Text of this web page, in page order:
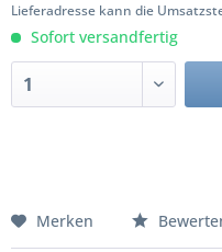
Lieferadresse kann die
Sofort versandfertig
Merken